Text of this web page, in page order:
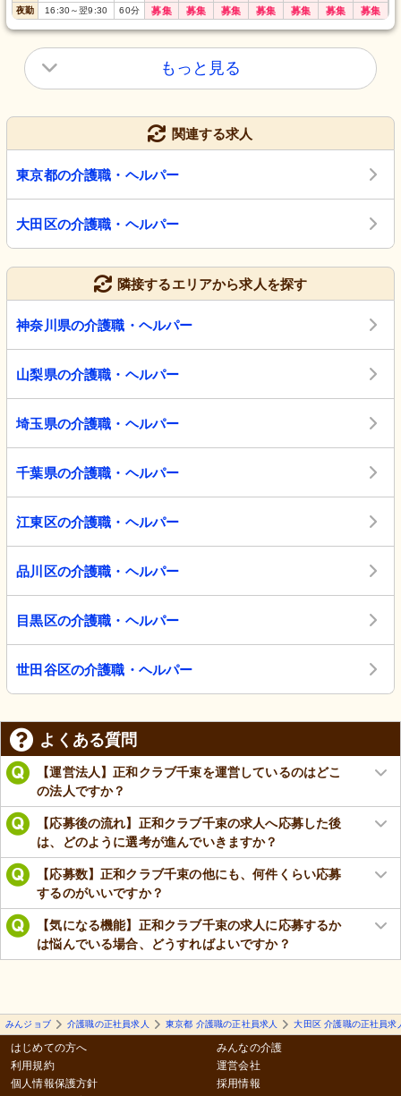
夜勤 16:30～翌9:30 60分 募集 募集 募集 募集 募集 募集 募集
もっと見る
関連する求人
東京都の介護職・ヘルパー
大田区の介護職・ヘルパー
隣接するエリアから求人を探す
神奈川県の介護職・ヘルパー
山梨県の介護職・ヘルパー
埼玉県の介護職・ヘルパー
千葉県の介護職・ヘルパー
江東区の介護職・ヘルパー
品川区の介護職・ヘルパー
目黒区の介護職・ヘルパー
世田谷区の介護職・ヘルパー
よくある質問
【運営法人】正和クラブ千束を運営しているのはどこ
の法人ですか？
【応募後の流れ】正和クラブ千束の求人へ応募した後
は、どのように選考が進んでいきますか？
【応募数】正和クラブ千束の他にも、何件くらい応募
するのがいいですか？
【気になる機能】正和クラブ千束の求人に応募するか
は悩んでいる場合、どうすればよいですか？
みんジョブ 介護職の正社員求人 東京都 介護職の正社員求人 大田区 介護職の正社員求
はじめての方へ
利用規約
個人情報保護方針
みんなの介護
運営会社
採用情報